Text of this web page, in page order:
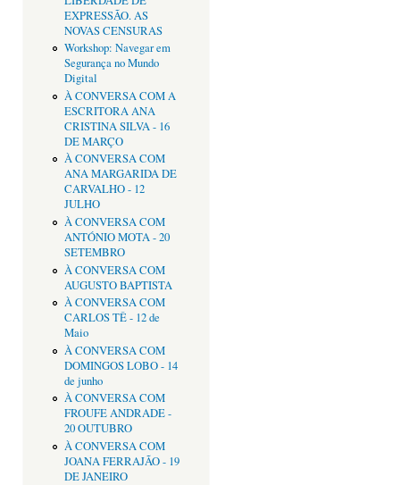
EXPRESSÃO. AS
NOVAS CENSURAS
Workshop: Navegar em
Segurança no Mundo
Digital
À CONVERSA COM A
ESCRITORA ANA
CRISTINA SILVA - 16
DE MARÇO
À CONVERSA COM
ANA MARGARIDA DE
CARVALHO - 12
JULHO
À CONVERSA COM
ANTÓNIO MOTA - 20
SETEMBRO
À CONVERSA COM
AUGUSTO BAPTISTA
À CONVERSA COM
CARLOS TÊ - 12 de
Maio
À CONVERSA COM
DOMINGOS LOBO - 14
de junho
À CONVERSA COM
FROUFE ANDRADE -
20 OUTUBRO
À CONVERSA COM
JOANA FERRAJÃO - 19
DE JANEIRO